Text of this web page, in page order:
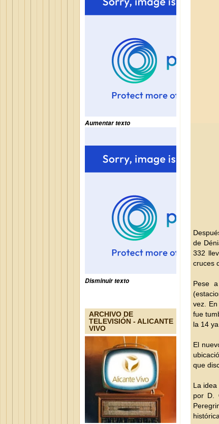
Aumentar texto
Disminuir texto
ARCHIVO DE
TELEVISIÓN - ALICANTE
VIVO
de
332
cruces
Pese
vez.
fue
la 14
El
que
La
por D.